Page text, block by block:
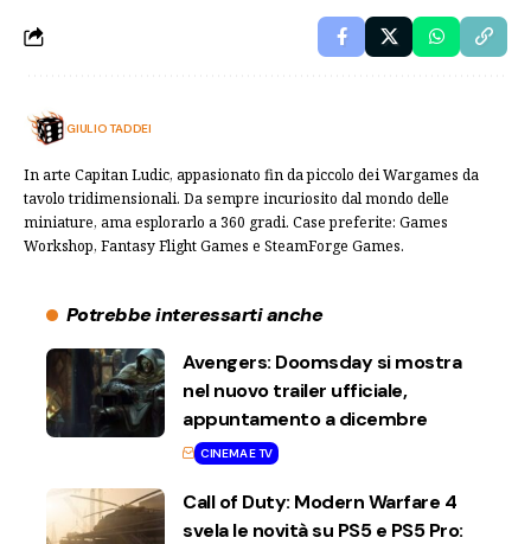
GIULIO TADDEI
In arte Capitan Ludic, appasionato fin da piccolo dei Wargames da
tavolo tridimensionali. Da sempre incuriosito dal mondo delle
miniature, ama esplorarlo a 360 gradi. Case preferite: Games
Workshop, Fantasy Flight Games e SteamForge Games.
Potrebbe interessarti anche
Avengers: Doomsday si mostra
nel nuovo trailer ufficiale,
appuntamento a dicembre
CINEMA E TV
Call of Duty: Modern Warfare 4
svela le novità su PS5 e PS5 Pro: